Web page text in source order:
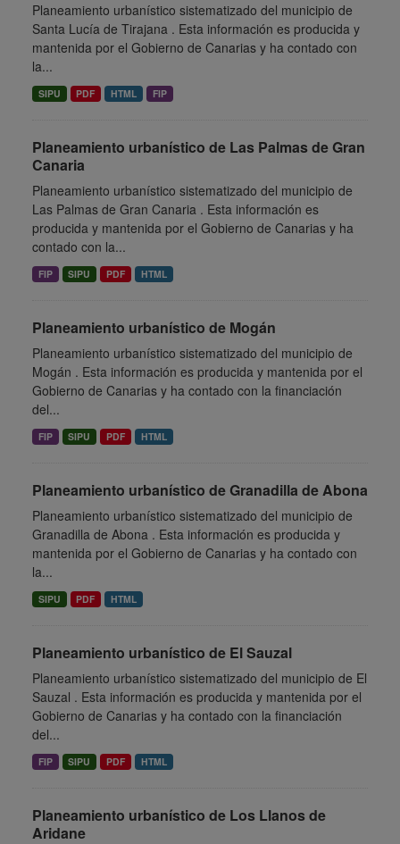
Planeamiento urbanístico sistematizado del municipio de
Santa Lucía de Tirajana . Esta información es producida y
mantenida por el Gobierno de Canarias y ha contado con
la...
SIPU PDF HTML FIP
Planeamiento urbanístico de Las Palmas de Gran
Canaria
Planeamiento urbanístico sistematizado del municipio de
Las Palmas de Gran Canaria . Esta información es
producida y mantenida por el Gobierno de Canarias y ha
contado con la...
FIP SIPU PDF HTML
Planeamiento urbanístico de Mogán
Planeamiento urbanístico sistematizado del municipio de
Mogán . Esta información es producida y mantenida por el
Gobierno de Canarias y ha contado con la financiación
del...
FIP SIPU PDF HTML
Planeamiento urbanístico de Granadilla de Abona
Planeamiento urbanístico sistematizado del municipio de
Granadilla de Abona . Esta información es producida y
mantenida por el Gobierno de Canarias y ha contado con
la...
SIPU PDF HTML
Planeamiento urbanístico de El Sauzal
Planeamiento urbanístico sistematizado del municipio de El
Sauzal . Esta información es producida y mantenida por el
Gobierno de Canarias y ha contado con la financiación
del...
FIP SIPU PDF HTML
Planeamiento urbanístico de Los Llanos de
Aridane